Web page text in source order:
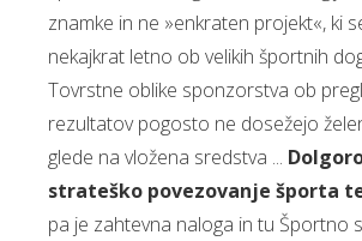
znamke in ne »enkraten projekt«, ki
nekajkrat letno ob velikih športnih
Tovrstne oblike sponzorstva ob
rezultatov pogosto ne dosežejo
glede na vložena sredstva ...
strateško povezovanje športa
pa je zahtevna naloga in tu Športno